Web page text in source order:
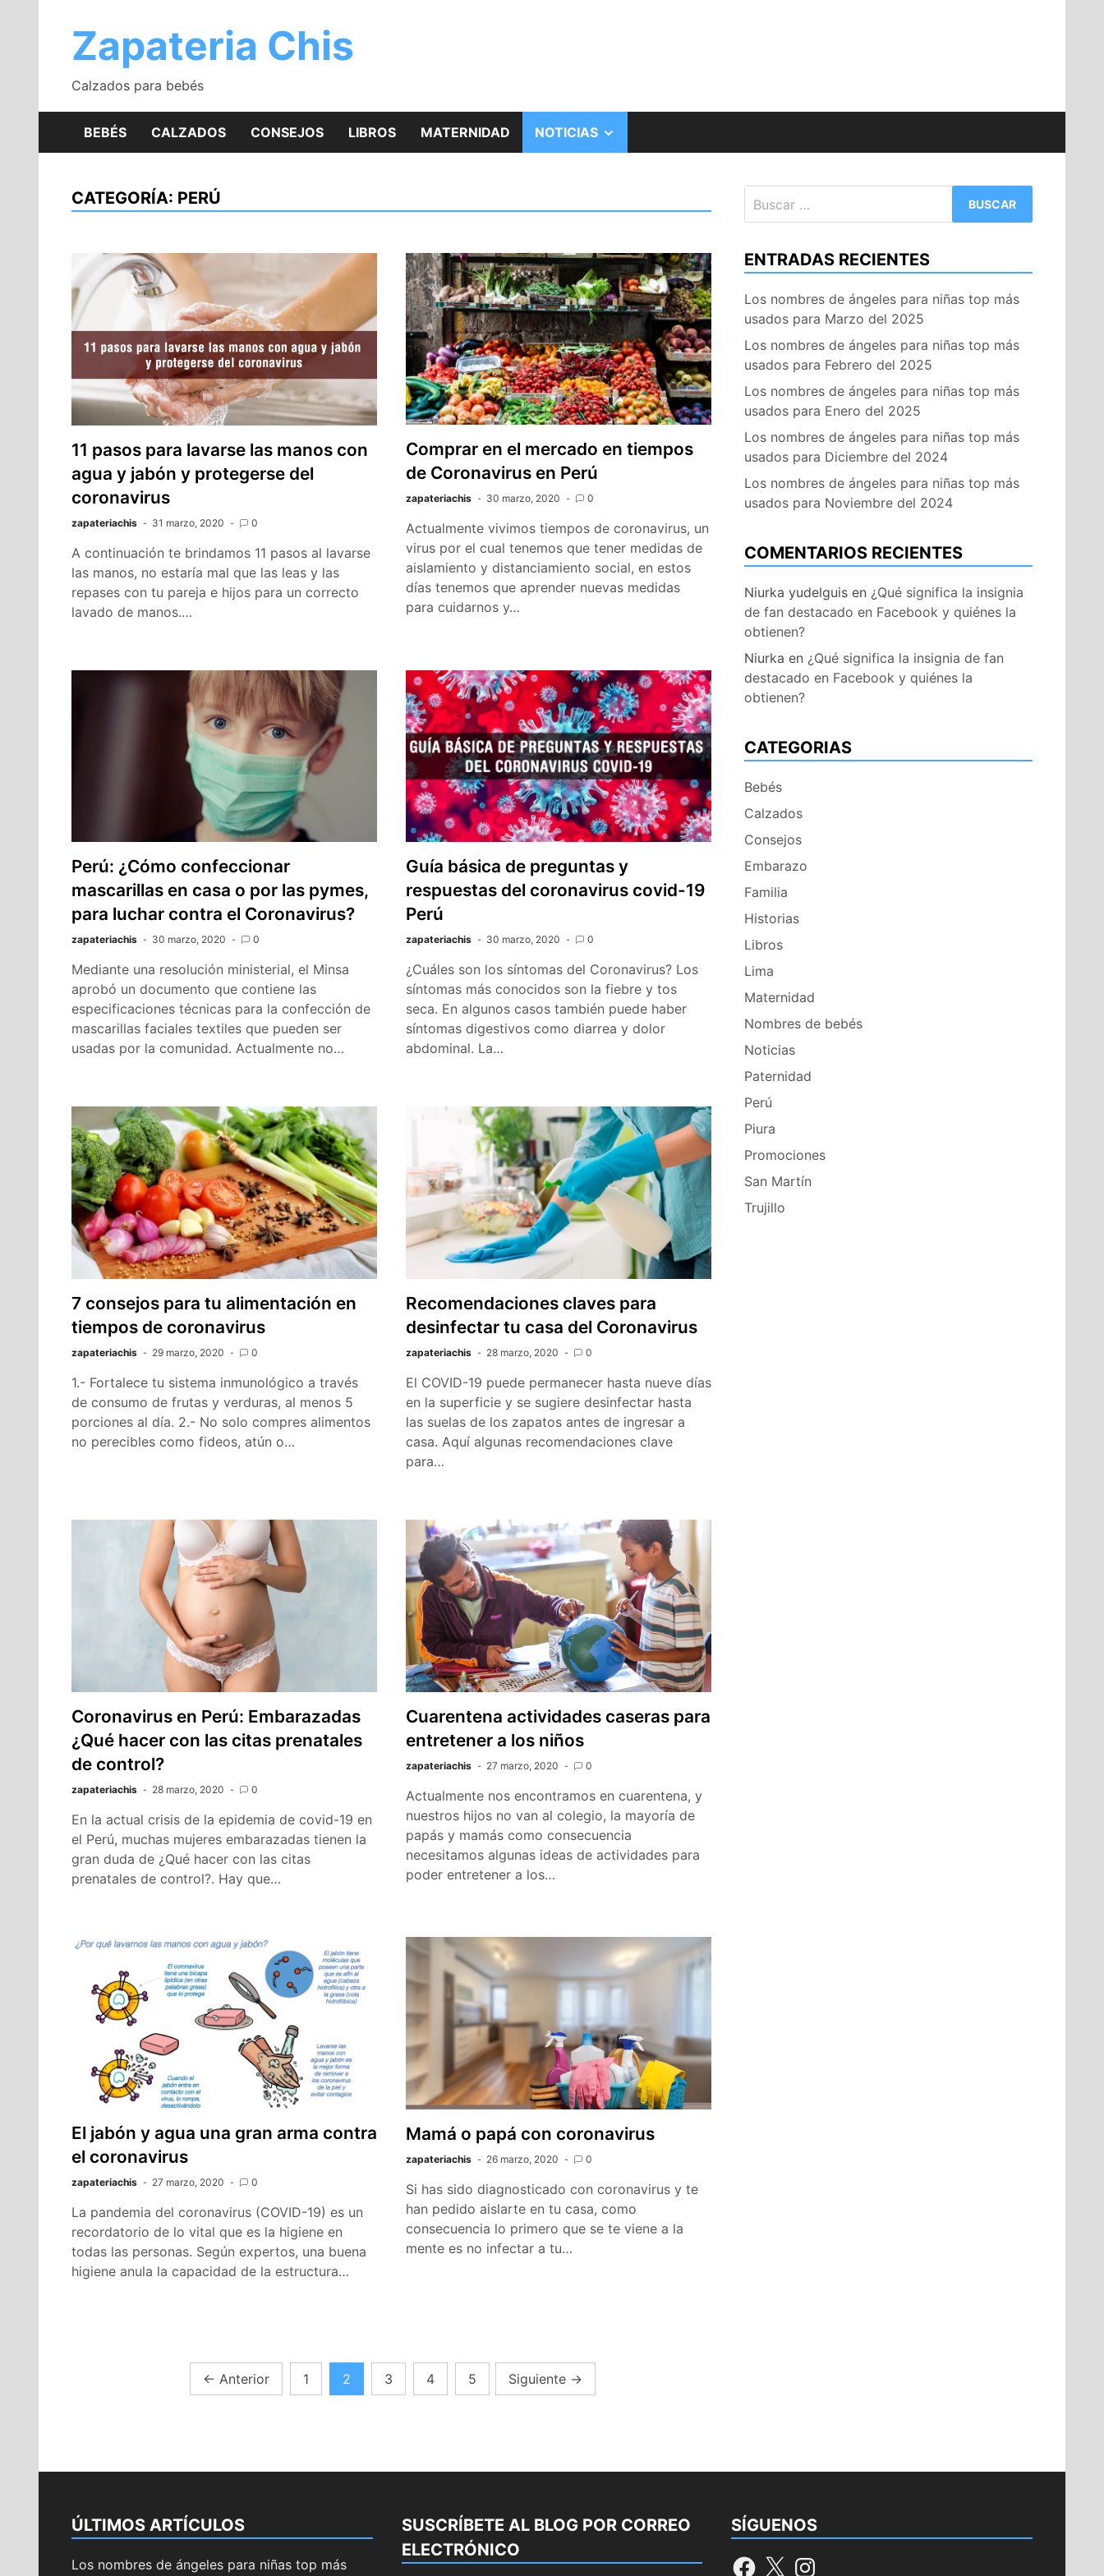
contenidoZapateria Chis
Calzados para bebés
BEBÉS CALZADOS CONSEJOS LIBROS MATERNIDAD NOTICIAS
SUBMENÚ
CATEGORÍA: PERÚ
11 pasos para lavarse las manos con
agua y jabón y protegerse del
coronavirus
zapateriachis 31 marzo, 2020 0
A continuación te brindamos 11 pasos al lavarse
las manos, no estaría mal que las leas y las
repases con tu pareja e hijos para un correcto
lavado de manos.…
Comprar en el mercado en tiempos
de Coronavirus en Perú
zapateriachis 30 marzo, 2020 0
Actualmente vivimos tiempos de coronavirus, un
virus por el cual tenemos que tener medidas de
aislamiento y distanciamiento social, en estos
días tenemos que aprender nuevas medidas
para cuidarnos y…
Perú: ¿Cómo confeccionar
mascarillas en casa o por las pymes,
para luchar contra el Coronavirus?
zapateriachis 30 marzo, 2020 0
Mediante una resolución ministerial, el Minsa
aprobó un documento que contiene las
especificaciones técnicas para la confección de
mascarillas faciales textiles que pueden ser
usadas por la comunidad. Actualmente no…
Guía básica de preguntas y
respuestas del coronavirus covid-19
Perú
zapateriachis 30 marzo, 2020 0
¿Cuáles son los síntomas del Coronavirus? Los
síntomas más conocidos son la fiebre y tos
seca. En algunos casos también puede haber
síntomas digestivos como diarrea y dolor
abdominal. La…
7 consejos para tu alimentación en
tiempos de coronavirus
zapateriachis 29 marzo, 2020 0
1.- Fortalece tu sistema inmunológico a través
de consumo de frutas y verduras, al menos 5
porciones al día. 2.- No solo compres alimentos
no perecibles como fideos, atún o…
Recomendaciones claves para
desinfectar tu casa del Coronavirus
zapateriachis 28 marzo, 2020 0
El COVID-19 puede permanecer hasta nueve días
en la superficie y se sugiere desinfectar hasta
las suelas de los zapatos antes de ingresar a
casa. Aquí algunas recomendaciones clave
para…
Coronavirus en Perú: Embarazadas
¿Qué hacer con las citas prenatales
de control?
zapateriachis 28 marzo, 2020 0
En la actual crisis de la epidemia de covid-19 en
el Perú, muchas mujeres embarazadas tienen la
gran duda de ¿Qué hacer con las citas
prenatales de control?. Hay que…
Cuarentena actividades caseras para
entretener a los niños
zapateriachis 27 marzo, 2020 0
Actualmente nos encontramos en cuarentena, y
nuestros hijos no van al colegio, la mayoría de
papás y mamás como consecuencia
necesitamos algunas ideas de actividades para
poder entretener a los…
El jabón y agua una gran arma contra
el coronavirus
zapateriachis 27 marzo, 2020 0
La pandemia del coronavirus (COVID-19) es un
recordatorio de lo vital que es la higiene en
todas las personas. Según expertos, una buena
higiene anula la capacidad de la estructura…
Mamá o papá con coronavirus
zapateriachis 26 marzo, 2020 0
Si has sido diagnosticado con coronavirus y te
han pedido aislarte en tu casa, como
consecuencia lo primero que se te viene a la
mente es no infectar a tu…
← Anterior 1 2 3 4 5 Siguiente →
ENTRADAS RECIENTES
Los nombres de ángeles para niñas top más
usados para Marzo del 2025
Los nombres de ángeles para niñas top más
usados para Febrero del 2025
Los nombres de ángeles para niñas top más
usados para Enero del 2025
Los nombres de ángeles para niñas top más
usados para Diciembre del 2024
Los nombres de ángeles para niñas top más
usados para Noviembre del 2024
COMENTARIOS RECIENTES
Niurka yudelguis en ¿Qué significa la insignia
de fan destacado en Facebook y quiénes la
obtienen?
Niurka en ¿Qué significa la insignia de fan
destacado en Facebook y quiénes la
obtienen?
CATEGORIAS
Bebés
Calzados
Consejos
Embarazo
Familia
Historias
Libros
Lima
Maternidad
Nombres de bebés
Noticias
Paternidad
Perú
Piura
Promociones
San Martín
Trujillo
ÚLTIMOS ARTÍCULOS
Los nombres de ángeles para niñas top más
SUSCRÍBETE AL BLOG POR CORREO
ELECTRÓNICO
SÍGUENOS
Facebook
X Instagram